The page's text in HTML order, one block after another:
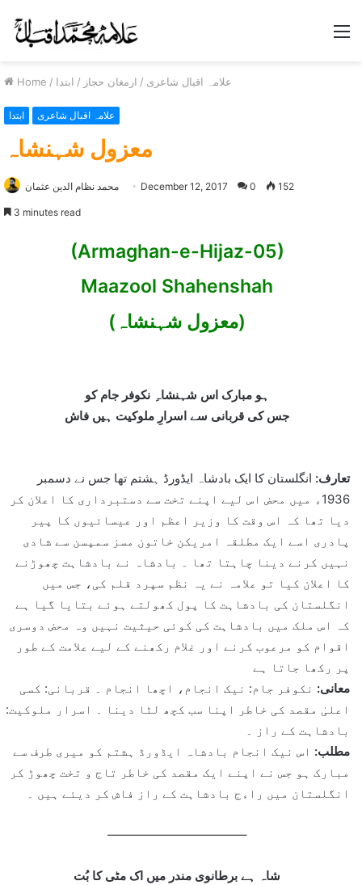
Home / علامہ اقبال شاعری / ارمغان حجاز / ابتدا
ابتدا علامہ اقبال شاعری
معزول شہنشاہ
محمد نظام الدین عثمان December 12, 2017 0 152
3 minutes read
(Armaghan-e-Hijaz-05)
Maazool Shahenshah
(معزول شہنشاہ)
ہو مبارک اس شہنشاہِ نکوفر جام کو
جس کی قربانی سے اسرارِ ملوکیت ہیں فاش
تعارف: انگلستان کا ایک بادشاہ ایڈورڈ ہشتم تھا جس نے دسمبر
1936ء میں محض اس لیے اپنے تخت سے دستبرداری کا اعلان کر
دیا تھا کہ اس وقت کا وزیر اعظم اور عیسائیوں کا پیر
پادری اسے ایک مطلقہ امریکن خاتون مسز سمپسن سے شادی
نہیں کرنے دینا چاہتا تھا ۔ بادشاہ نے بادشاہت چھوڑنے
کا اعلان کیا تو علامہ نے یہ نظم سپرد قلم کی، جس میں
انگلستان کی بادشاہت کا پول کھولتے ہوئے بتایا گیا ہے
کہ اس ملک میں بادشاہت کی کوئی حیثیت نہیں وہ محض دوسری
اقوام کو مرعوب کرنے اور غلام رکھنے کے لیے علامت کے طور
پر رکھا جاتا ہے
معانی: نکوفر جام: نیک انجام، اچھا انجام ۔ قربانی: کسی
اعلیٰ مقصد کی خاطر اپنا سب کچھ لٹا دینا ۔ اسرار ملوکیت:
بادشاہت کے راز ۔
مطلب: اس نیک انجام بادشاہ ایڈورڈ ہشتم کو میری طرف سے
مبارک ہو جس نے اپنے ایک مقصد کی خاطر تاج و تخت چھوڑ کر
انگلستان میں راءج بادشاہت کے راز فاش کر دیئے ہیں ۔
———————————–
شاہ ہے برطانوی مندر میں اک مٹی کا بُت